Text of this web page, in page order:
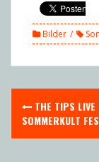
Bilder
PostTHE TIPS LIVE
SOMMERKULT